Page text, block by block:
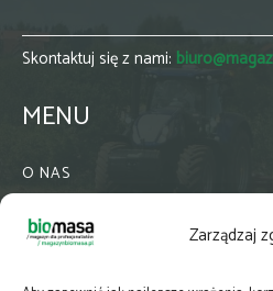
Zarządzaj
Skontaktuj się z nami:
MENU
O NAS
WSPÓŁPRACA